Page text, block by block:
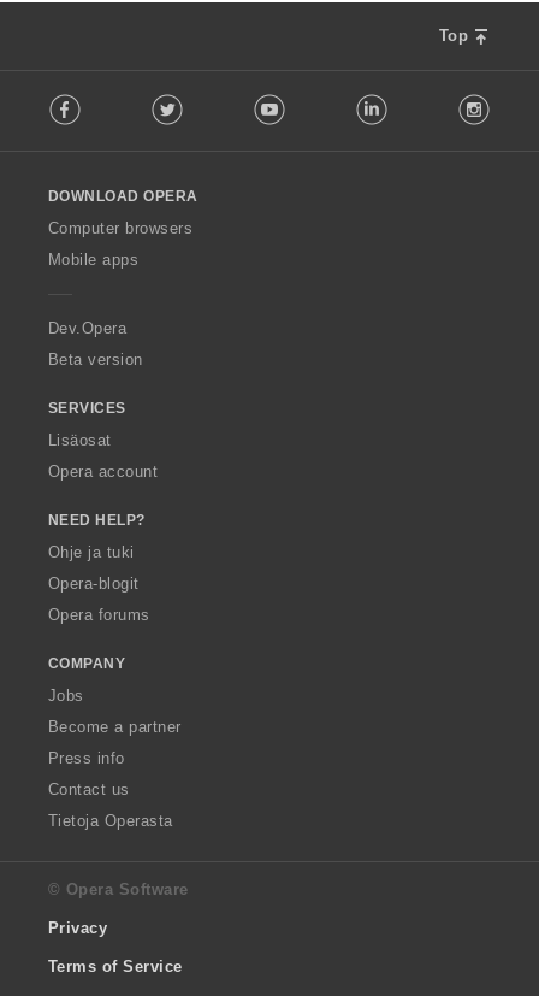
Top
o
w
O
p
a
Facebook Twitter Youtube LinkedIn
DOWNLOAD OPERA
Computer browsers
Mobile apps
Dev.Opera
Beta version
SERVICES
Lisäosat
Opera account
NEED HELP?
Ohje ja tuki
Opera-blogit
Opera forums
COMPANY
Jobs
Become a partner
Press info
Contact us
Tietoja Operasta
© Opera Software
Privacy
Terms of Service